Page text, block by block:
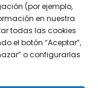
(por ejemplo,
en nuestra
todas las cookies
el botón “Aceptar”,
o configurarlas